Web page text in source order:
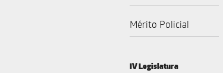
Mérito Policial
IV Legislatura